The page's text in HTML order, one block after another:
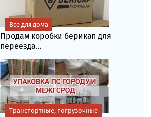
Продам коробки берикап для
переезда...
Все для дома
Транспортные, погрузочные